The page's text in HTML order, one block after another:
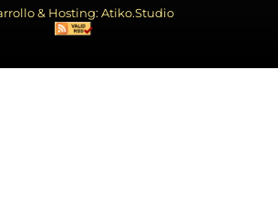
& Hosting: Atiko.Studio